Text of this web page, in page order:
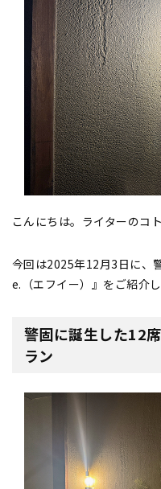
こんにちは。ライターのコ
今回は2025年12月3日に、
e.（エフイー）』をご紹介し
警固に誕生した12
ラン